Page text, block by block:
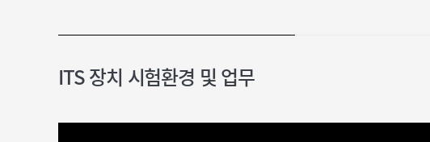
ITS 장치 시험환경 및 업무